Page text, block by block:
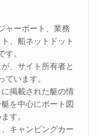
ャーボート、業務
、船ネットドット
す。
、サイト所有者と
ています。
掲載された艇の情
を中心にボート図
す。
キャンピングカー